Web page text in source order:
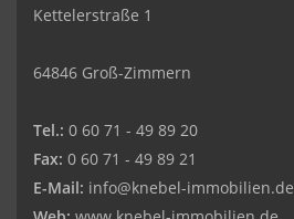
Kettelerstraße 1
64846 Groß-Zimmern
Tel.: 0 60 71 - 49 89 20
Fax: 0 60 71 - 49 89 21
E-Mail: info@knebel-immobilien.de